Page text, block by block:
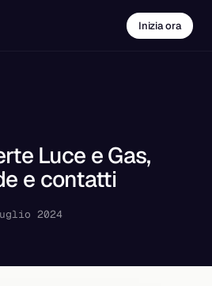
Inizia ora
Luce e Gas,
e contatti
2024